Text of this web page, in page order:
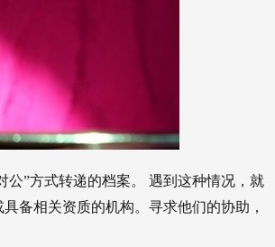
”方式转递的档案。 遇到这种情况，就
备相关资质的机构。寻求他们的协助，